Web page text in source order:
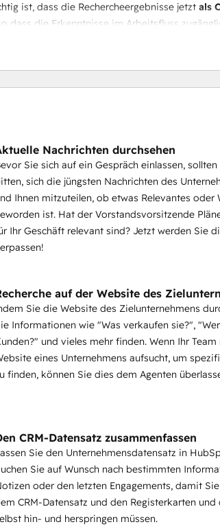
ist, dass die Rechercheergebnisse jetzt als
dass die Erkenntnisse im Arbeitsfluss
Quellen (z. B. Websites, CRM-Daten), die
Nachrichten durchsehen
Sie sich auf ein Gespräch einlassen,
sich die jüngsten Nachrichten des
Ihnen mitzuteilen, ob etwas Relevantes oder
ist. Hat der Vorstandsvorsitzende
Ihr Geschäft relevant sind? Jetzt werden Sie
auf der Website des
Sie die Website des Zielunternehmens
Informationen wie "Was verkaufen sie?",
und vieles mehr finden. Wenn Ihr
eines Unternehmens aufsucht, um
finden, können Sie dies dem Agenten
CRM-Datensatz zusammenfassen
Sie den Unternehmensdatensatz in
Sie auf Wunsch nach bestimmten
oder den letzten Engagements, damit
CRM-Datensatz und den Registerkarten und
hin- und herspringen müssen.